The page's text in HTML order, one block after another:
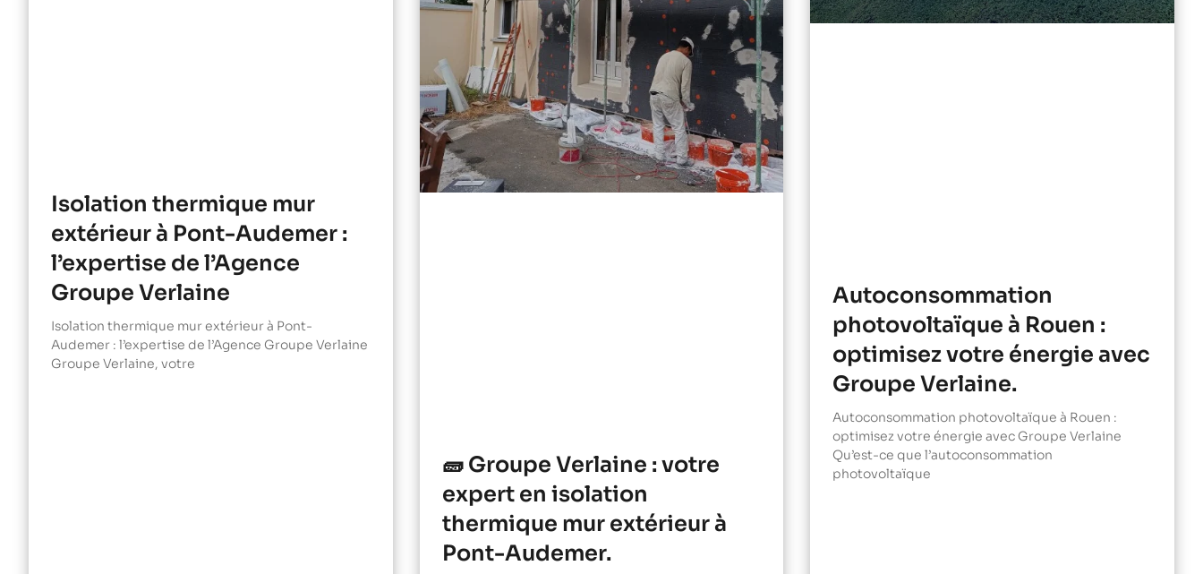
Isolation thermique mur
extérieur à Pont-Audemer :
l’expertise de l’Agence
Groupe Verlaine
Isolation thermique mur extérieur à Pont-
Audemer : l’expertise de l’Agence Groupe Verlaine
Groupe Verlaine, votre
🧱 Groupe Verlaine : votre
expert en isolation
thermique mur extérieur à
Pont-Audemer.
Autoconsommation
photovoltaïque à Rouen :
optimisez votre énergie avec
Groupe Verlaine.
Autoconsommation photovoltaïque à Rouen :
optimisez votre énergie avec Groupe Verlaine
Qu’est-ce que l’autoconsommation
photovoltaïque